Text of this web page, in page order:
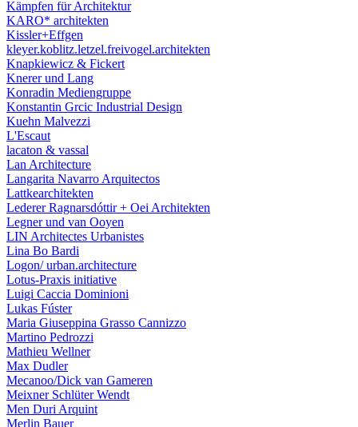
Kämpfen für Architektur
KARO* architekten
Kissler+Effgen
kleyer.koblitz.letzel.freivogel.architekten
Knapkiewicz & Fickert
Knerer und Lang
Konradin Mediengruppe
Konstantin Grcic Industrial Design
Kuehn Malvezzi
L'Escaut
lacaton & vassal
Lan Architecture
Langarita Navarro Arquitectos
Lattkearchitekten
Lederer Ragnarsdóttir + Oei Architekten
Legner und van Ooyen
LIN Architectes Urbanistes
Lina Bo Bardi
Logon/ urban.architecture
Lotus-Praxis initiative
Luigi Caccia Dominioni
Lukas Fúster
Maria Giuseppina Grasso Cannizzo
Martino Pedrozzi
Mathieu Wellner
Max Dudler
Mecanoo/Dick van Gameren
Meixner Schlüter Wendt
Men Duri Arquint
Merlin Bauer